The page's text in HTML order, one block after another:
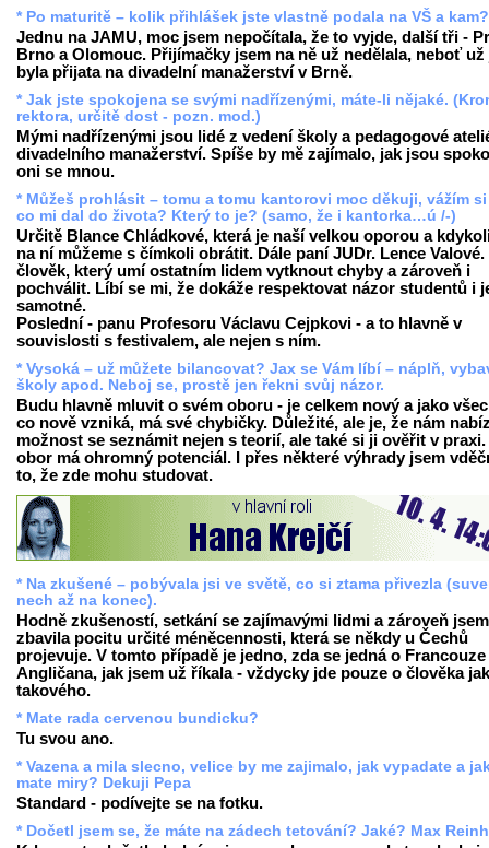
* Po maturitě – kolik přihlášek jste vlastně podala na VŠ a kam?
Jednu na JAMU, moc jsem nepočítala, že to vyjde, další tři -
Brno a Olomouc. Přijímačky jsem na ně už nedělala, neboť už
byla přijata na divadelní manažerství v Brně.
* Jak jste spokojena se svými nadřízenými, máte-li nějaké.
rektora, určitě dost - pozn. mod.)
Mými nadřízenými jsou lidé z vedení školy a pedagogové
divadelního manažerství. Spíše by mě zajímalo, jak jsou
oni se mnou.
* Můžeš prohlásit – tomu a tomu kantorovi moc děkuji, vážím
co mi dal do života? Který to je? (samo, že i kantorka…ú /-)
Určitě Blance Chládkové, která je naší velkou oporou a
na ní můžeme s čímkoli obrátit. Dále paní JUDr. Lence Valové.
člověk, který umí ostatním lidem vytknout chyby a zároveň i
pochválit. Líbí se mi, že dokáže respektovat názor studentů i
samotné.
Poslední - panu Profesoru Václavu Cejpkovi - a to hlavně v
souvislosti s festivalem, ale nejen s ním.
* Vysoká – už můžete bilancovat? Jax se Vám líbí – náplň,
školy apod. Neboj se, prostě jen řekni svůj názor.
Budu hlavně mluvit o svém oboru - je celkem nový a jako
co nově vzniká, má své chybičky. Důležité, ale je, že nám
možnost se seznámit nejen s teorií, ale také si ji ověřit v praxi.
obor má ohromný potenciál. I přes některé výhrady jsem
to, že zde mohu studovat.
* Na zkušené – pobývala jsi ve světě, co si ztama přivezla
nech až na konec).
Hodně zkušeností, setkání se zajímavými lidmi a zároveň
zbavila pocitu určité méněcennosti, která se někdy u Čechů
projevuje. V tomto případě je jedno, zda se jedná o Francouze
Angličana, jak jsem už říkala - vždycky jde pouze o člověka
takového.
* Mate rada cervenou bundicku?
Tu svou ano.
* Vazena a mila slecno, velice by me zajimalo, jak vypadate a
mate miry? Dekuji Pepa
Standard - podívejte se na fotku.
* Dočetl jsem se, že máte na zádech tetování? Jaké? Max